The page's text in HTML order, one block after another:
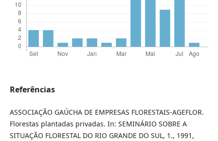
Referências
ASSOCIAÇÃO GAÚCHA DE EMPRESAS FLORESTAIS-AGEFLOR.
Florestas plantadas privadas. In: SEMINÁRIO SOBRE A
SITUAÇÃO FLORESTAL DO RIO GRANDE DO SUL, 1., 1991,